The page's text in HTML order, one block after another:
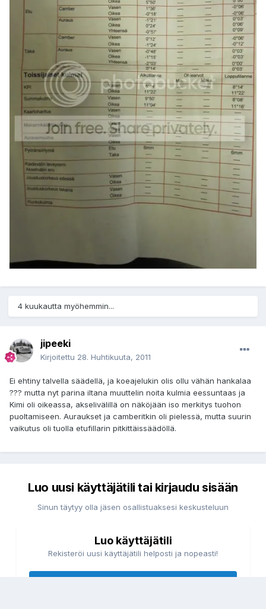
4 kuukautta myöhemmin...
jipeeki
Kirjoitettu 28. Huhtikuuta, 2011
Ei ehtiny talvella säädellä, ja koeajelukin olis ollu vähän hankalaa
??? mutta nyt parina iltana muuttelin noita kulmia eessuntaas ja
Kimi oli oikeassa, akselivälillä on näköjään iso merkitys tuohon
puoltamiseen. Auraukset ja camberitkin oli pielessä, mutta suurin
vaikutus oli tuolla etufillarin pitkittäissäädöllä.
Luo uusi käyttäjätili tai kirjaudu sisään
Sinun täytyy olla jäsen osallistuaksesi keskusteluun
Luo käyttäjätili
Rekisteröi uusi käyttäjätili helposti ja nopeasti!